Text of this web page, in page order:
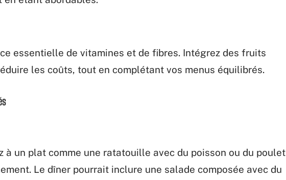
essentielle de vitamines et de fibres. Intégrez des fruits
les coûts, tout en complétant vos menus équilibrés.
à un plat comme une ratatouille avec du poisson ou du poulet
Le dîner pourrait inclure une salade composée avec du